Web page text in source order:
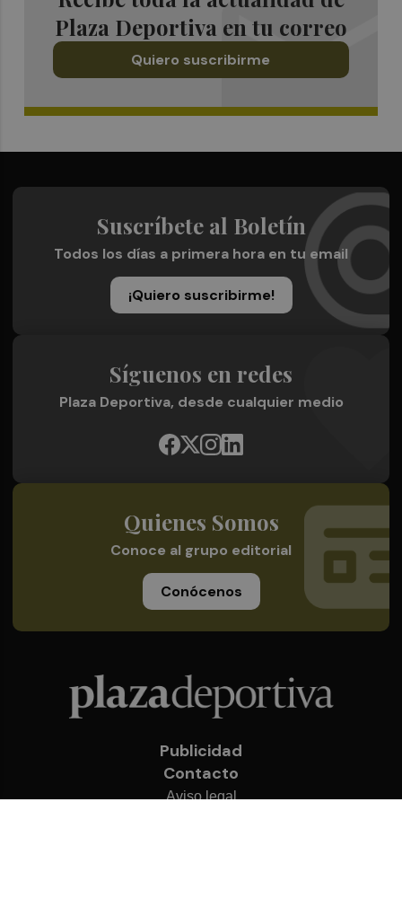
Plaza Deportiva en tu correo
Quiero suscribirme
Suscríbete al Boletín
Todos los días a primera hora en tu email
¡Quiero suscribirme!
Síguenos en redes
Plaza Deportiva, desde cualquier medio
Quienes Somos
Conoce al grupo editorial
Conócenos
Publicidad
Contacto
Aviso legal